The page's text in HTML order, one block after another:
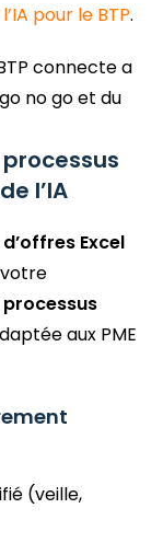
pour le BTP.
l’IA
Excel
processus
aux PME
(veille,